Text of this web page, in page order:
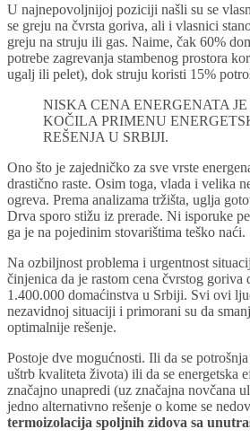
U najnepovoljnijoj poziciji našli su se
se greju na čvrsta goriva, ali i vlasnici
greju na struju ili gas. Naime, čak 60%
potrebe zagrevanja stambenog prostora
ugalj ili pelet), dok struju koristi 15%
NISKA CENA ENERGENATA
KOČILA PRIMENU
REŠENJA U SRBIJI.
Ono što je zajedničko za sve vrste
drastično raste. Osim toga, vlada i velika
ogreva. Prema analizama tržišta, uglja
Drva sporo stižu iz prerade. Ni isporuke
ga je na pojedinim stovarištima teško naći.
Na ozbiljnost problema i urgentnost
činjenica da je rastom cena čvrstog
1.400.000 domaćinstva u Srbiji. Svi ovi
nezavidnoj situaciji i primorani su da
optimalnije rešenje.
Postoje dve mogućnosti. Ili da se
uštrb kvaliteta života) ili da se energetska
značajno unapredi (uz značajna novčana
jedno alternativno rešenje o kome se
termoizolacija spoljnih zidova sa